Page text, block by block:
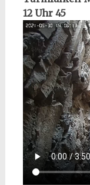
12 Uhr 45